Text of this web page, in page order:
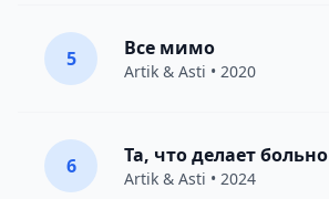
5 Все мимо
Artik & Asti • 2020
6 Та, что делает больно
Artik & Asti • 2024